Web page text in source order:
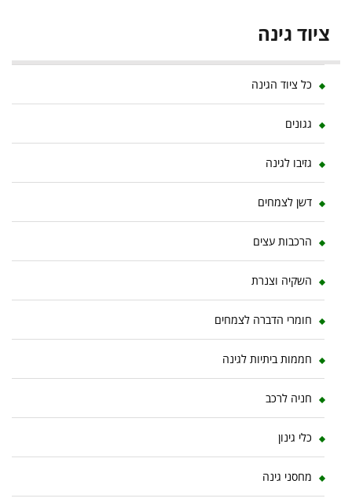
ציוד גינה
כל ציוד הגינה
גגונים
גזיבו לגינה
דשן לצמחים
הרכבות עצים
השקיה וצנרת
חומרי הדברה לצמחים
חממות ביתיות לגינה
חניה לרכב
כלי גינון
מחסני גינה